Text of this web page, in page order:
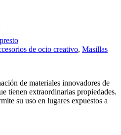
presto
de ocio creativo, Masillas
de materiales innovadores de
tienen extraordinarias propiedades.
su uso en lugares expuestos a